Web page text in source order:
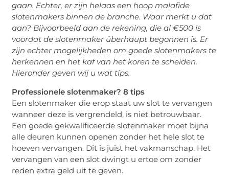
gaan. Echter, er zijn helaas een hoop malafide
slotenmakers binnen de branche. Waar merkt u dat
aan? Bijvoorbeeld aan de rekening, die al €500 is
voordat de slotenmaker überhaupt begonnen is. Er
zijn echter mogelijkheden om goede slotenmakers te
herkennen en het kaf van het koren te scheiden.
Hieronder geven wij u wat tips.
Professionele slotenmaker? 8 tips
Een slotenmaker die erop staat uw slot te vervangen
wanneer deze is vergrendeld, is niet betrouwbaar.
Een goede gekwalificeerde slotenmaker moet bijna
alle deuren kunnen openen zonder het hele slot te
hoeven vervangen. Dit is juist het vakmanschap. Het
vervangen van een slot dwingt u ertoe om zonder
reden extra geld uit te geven.